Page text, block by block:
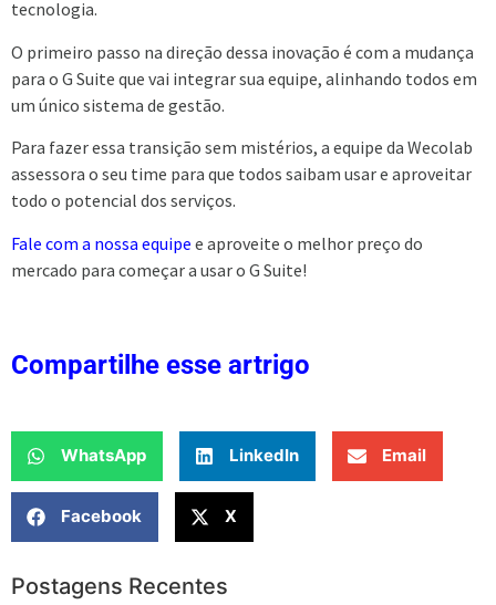
tecnologia.
O primeiro passo na direção dessa inovação é com a mudança
para o G Suite que vai integrar sua equipe, alinhando todos em
um único sistema de gestão.
Para fazer essa transição sem mistérios, a equipe da Wecolab
assessora o seu time para que todos saibam usar e aproveitar
todo o potencial dos serviços.
Fale com a nossa equipe e aproveite o melhor preço do
mercado para começar a usar o G Suite!
Compartilhe esse artrigo
WhatsApp LinkedIn Email
Facebook X
Postagens Recentes